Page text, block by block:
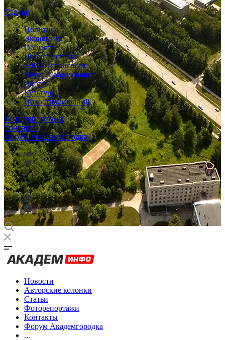
Статьи
Политика
Экономика
Общество
Происшествия
ЖКХ и транспорт
Наука и образование
Спорт
Культура
Новости компаний
Фоторепортажи
Контакты
Форум Академгородка
Новости
Авторские колонки
Статьи
Фоторепортажи
Контакты
Форум Академгородка
...